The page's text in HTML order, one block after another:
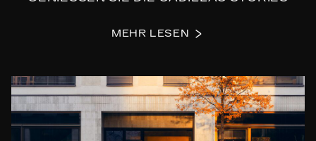
MEHR LESEN